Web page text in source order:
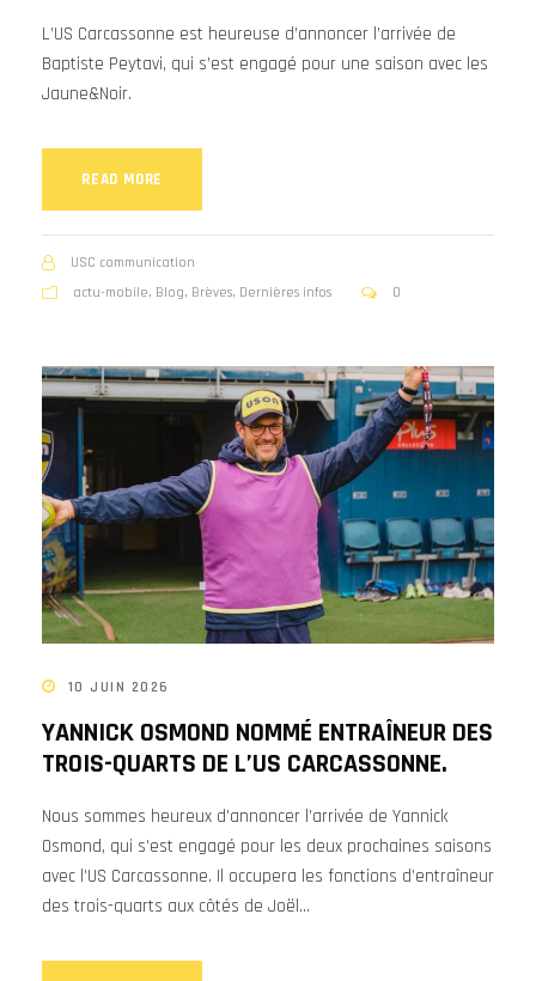
L’US Carcassonne est heureuse d’annoncer l’arrivée de
Baptiste Peytavi, qui s’est engagé pour une saison avec les
Jaune&Noir.
READ MORE
USC communication
actu-mobile, Blog, Brèves, Dernières infos 0
10 JUIN 2026
YANNICK OSMOND NOMMÉ ENTRAÎNEUR DES
TROIS-QUARTS DE L’US CARCASSONNE.
Nous sommes heureux d’annoncer l’arrivée de Yannick
Osmond, qui s’est engagé pour les deux prochaines saisons
avec l’US Carcassonne. Il occupera les fonctions d’entraîneur
des trois-quarts aux côtés de Joël...